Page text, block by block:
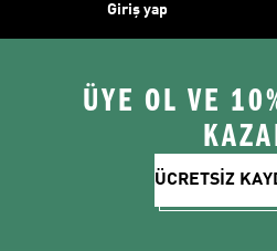
Giriş yap
ÜYE OL VE
ÜCRETSİZ